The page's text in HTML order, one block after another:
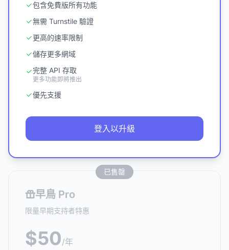
包含免費版所有功能
無需 Turnstile 驗證
更高的速率限制
儲存更多網域
完整 API 存取
更多功能即將推出
優先支援
登入以升級
已售罄
早鳥 Pro
限量早期支持者特惠
$50/年